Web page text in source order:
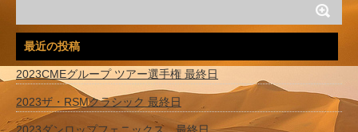
最近の投稿
2023CMEグループ ツアー選手権 最終日
2023ザ・RSMクラシック 最終日